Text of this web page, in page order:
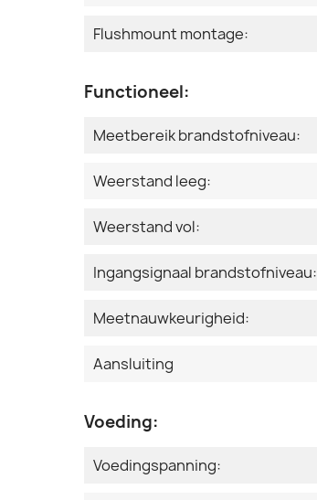
Flushmount montage:
Functioneel:
Meetbereik brandstofniveau:
Weerstand leeg:
Weerstand vol:
Ingangsignaal brandstofniveau:
Meetnauwkeurigheid:
Aansluiting
Voeding:
Voedingspanning: